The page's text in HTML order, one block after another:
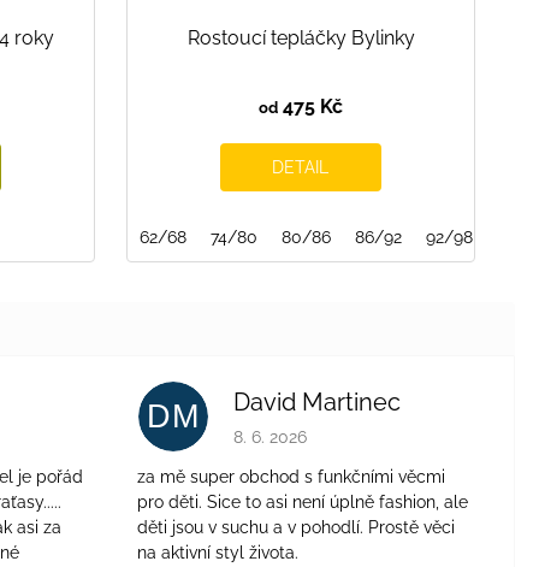
roky
Rostoucí tepláčky Bylinky
od 475 Kč
DETAIL
62/68 74/80 80/86 86/92 92/98
4 z 5 hvězdiček.
je pořád
asi za
DM David Martinec
Hodnocení obchodu je 5 z 5 hvězdiček.
8. 6. 2026
za mě super obchod s funkčními věcmi
pro děti. Sice to asi není úplně fashion, ale
děti jsou v suchu a v pohodlí. Prostě věci
na aktivní styl života.